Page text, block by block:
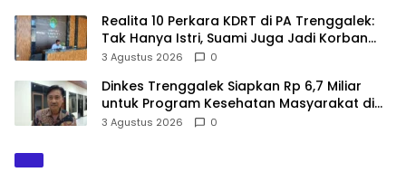
Realita 10 Perkara KDRT di PA Trenggalek:
Tak Hanya Istri, Suami Juga Jadi Korban
Kekerasan
3 Agustus 2026 0
Dinkes Trenggalek Siapkan Rp 6,7 Miliar
untuk Program Kesehatan Masyarakat di
2027
3 Agustus 2026 0